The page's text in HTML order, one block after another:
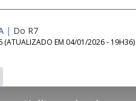
| Do R7
(ATUALIZADO EM 04/01/2026 - 19H36)